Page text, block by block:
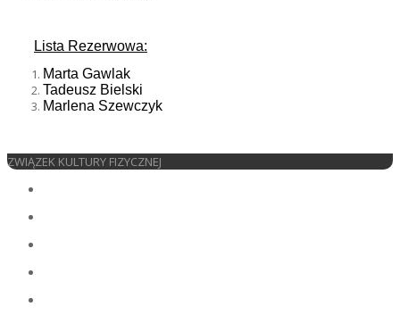
Lista Rezerwowa:
Marta Gawlak
Tadeusz Bielski
Marlena Szewczyk
ZWIĄZEK KULTURY FIZYCZNEJ